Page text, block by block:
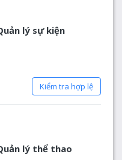
lý sự kiện
Kiểm tra hợp lệ
lý thể thao